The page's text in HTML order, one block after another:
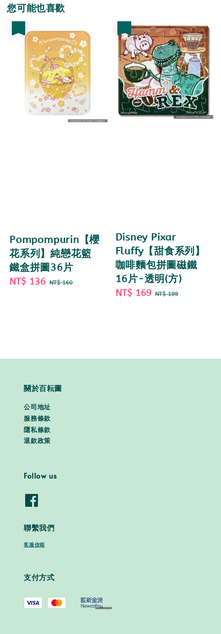
您可能也喜歡
Pompompurin【櫻
花系列】純戀花籃
鐵盒拼圖36片
Sale
NT$ 136 Regular
NT$ 160
Disney Pixar
Fluffy【甜食系列】
咖啡麵包拼圖磁鐵
16片-透明(方)
Sale
NT$ 169 Regular
NT$ 199
關於百耘圖
公司地址
服務條款
隱私條款
退款政策
Follow us
聯繫我們
客服信箱
支付方式